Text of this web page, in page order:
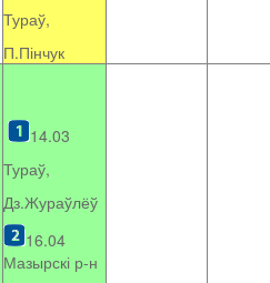
Тураў,
П.Пінчук
14.03
Тураў,
Дз.Жураўлёў
16.04
Мазырскі р-н